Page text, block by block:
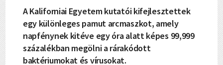
A Kaliforniai Egyetem kutatói kifejlesztettek
egy különleges pamut arcmaszkot, amely
napfénynek kitéve egy óra alatt képes 99,999
százalékban megölni a rárakódott
baktériumokat és vírusokat.